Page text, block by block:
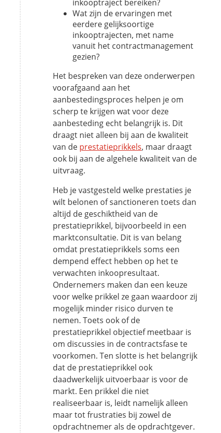
inkooptraject bereiken?
Wat zijn de ervaringen met
eerdere gelijksoortige
inkooptrajecten, met name
vanuit het contractmanagement
gezien?
Het bespreken van deze onderwerpen
voorafgaand aan het
aanbestedingsproces helpen je om
scherp te krijgen wat voor deze
aanbesteding echt belangrijk is. Dit
draagt niet alleen bij aan de kwaliteit
van de prestatieprikkels, maar draagt
ook bij aan de algehele kwaliteit van de
uitvraag.
Heb je vastgesteld welke prestaties je
wilt belonen of sanctioneren toets dan
altijd de geschiktheid van de
prestatieprikkel, bijvoorbeeld in een
marktconsultatie. Dit is van belang
omdat prestatieprikkels soms een
dempend effect hebben op het te
verwachten inkoopresultaat.
Ondernemers maken dan een keuze
voor welke prikkel ze gaan waardoor zij
mogelijk minder risico durven te
nemen. Toets ook of de
prestatieprikkel objectief meetbaar is
om discussies in de contractsfase te
voorkomen. Ten slotte is het belangrijk
dat de prestatieprikkel ook
daadwerkelijk uitvoerbaar is voor de
markt. Een prikkel die niet
realiseerbaar is, leidt namelijk alleen
maar tot frustraties bij zowel de
opdrachtnemer als de opdrachtgever.